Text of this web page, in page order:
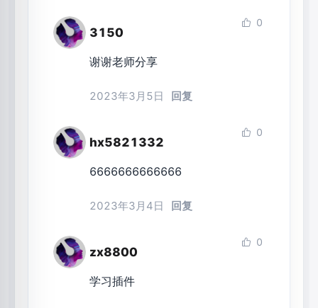
3150
0
谢谢老师分享
2023年3月5日 回复
hx5821332
0
6666666666666
2023年3月4日 回复
zx8800
0
学习插件